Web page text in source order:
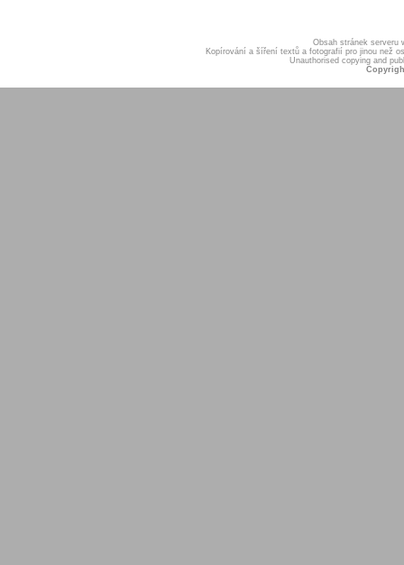
Obsah stránek serveru
Kopírování a šíření textů a fotografií pro jinou než
Unauthorised copying and